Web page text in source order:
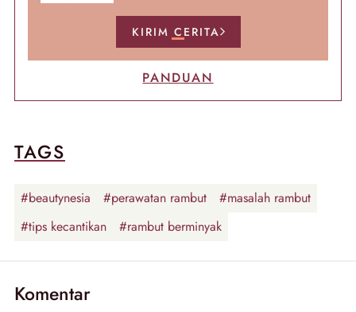
KIRIM CERITA
PANDUAN
TAGS
#beautynesia #perawatan rambut
#masalah rambut
#tips kecantikan
#rambut berminyak
Komentar